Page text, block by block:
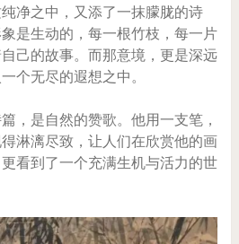
净之中，又添了一抹朦胧的诗
是生动的，每一根竹枝，每一片
己的故事。而那意境，更是深远
个无尽的遐想之中。
，是自然的赞歌。他用一支笔，
淋漓尽致，让人们在欣赏他的画
看到了一个充满生机与活力的世